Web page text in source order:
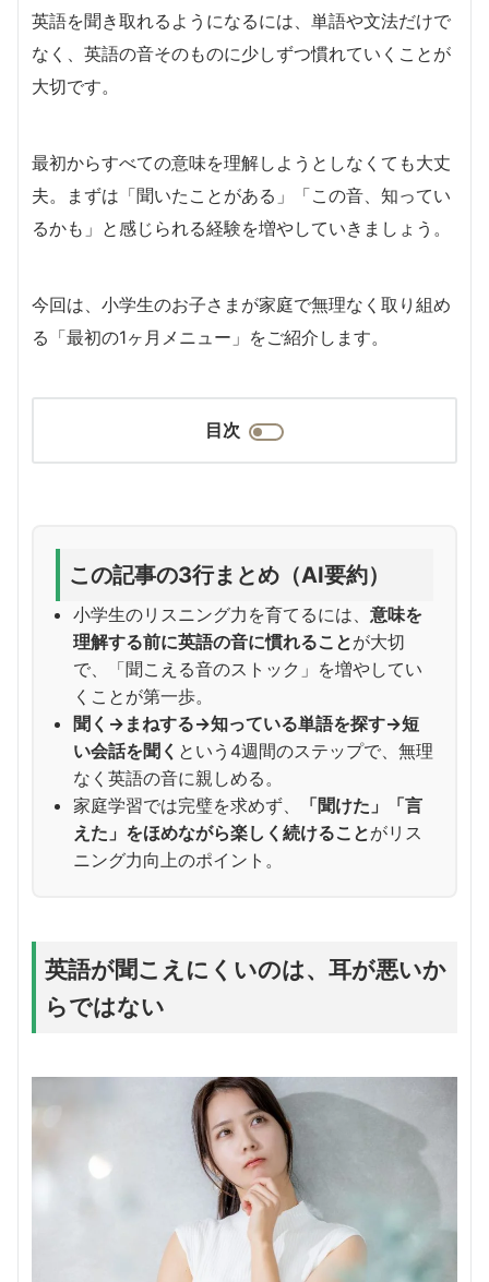
英語を聞き取れるようになるには、単語や文法だけで
なく、英語の音そのものに少しずつ慣れていくことが
大切です。
最初からすべての意味を理解しようとしなくても大丈
夫。まずは「聞いたことがある」「この音、知ってい
るかも」と感じられる経験を増やしていきましょう。
今回は、小学生のお子さまが家庭で無理なく取り組め
る「最初の1ヶ月メニュー」をご紹介します。
目次
この記事の3行まとめ（AI要約）
小学生のリスニング力を育てるには、 意味を
理解する前に英語の音に慣れることが大切
で、「聞こえる音のストック」を増やしてい
くことが第一歩。
聞く→まねする→知っている単語を探す→短
い会話を聞く という4週間のステップで、無理
なく英語の音に親しめる。
家庭学習では完璧を求めず、
「聞けた」「言
えた」をほめながら楽しく続けることがリス
ニング力向上のポイント。
英語が聞こえにくいのは、耳が悪いか
らではない